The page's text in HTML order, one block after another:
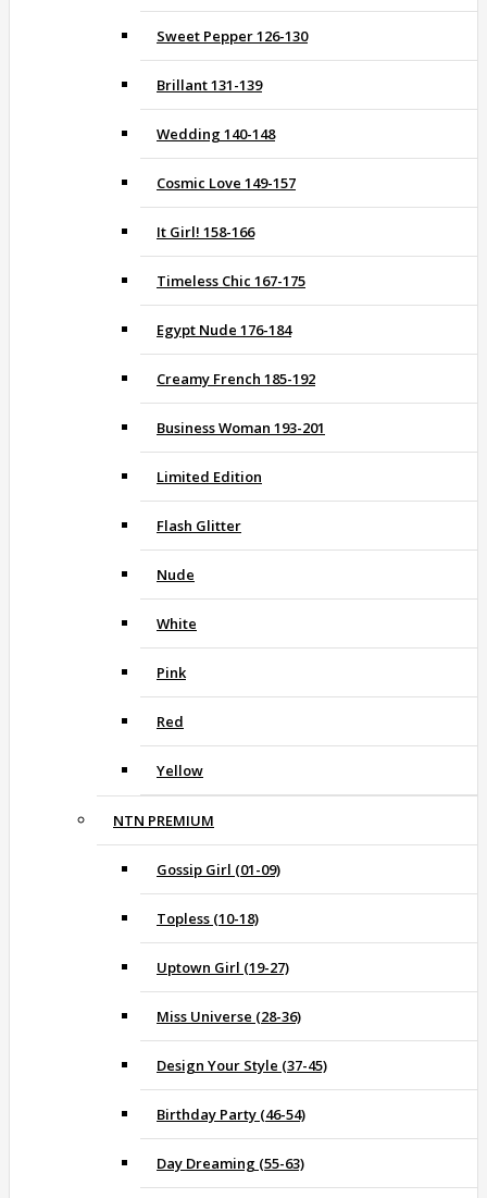
Sweet Pepper 126-130
Brillant 131-139
Wedding 140-148
Cosmic Love 149-157
It Girl! 158-166
Timeless Chic 167-175
Egypt Nude 176-184
Creamy French 185-192
Business Woman 193-201
Limited Edition
Flash Glitter
Nude
White
Pink
Red
Yellow
NTN PREMIUM
Gossip Girl (01-09)
Topless (10-18)
Uptown Girl (19-27)
Miss Universe (28-36)
Design Your Style (37-45)
Birthday Party (46-54)
Day Dreaming (55-63)